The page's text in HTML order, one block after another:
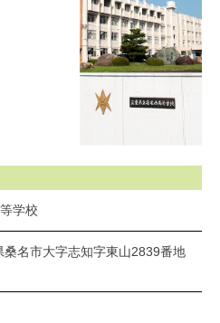
学校
名市大字志知字東山2839番地